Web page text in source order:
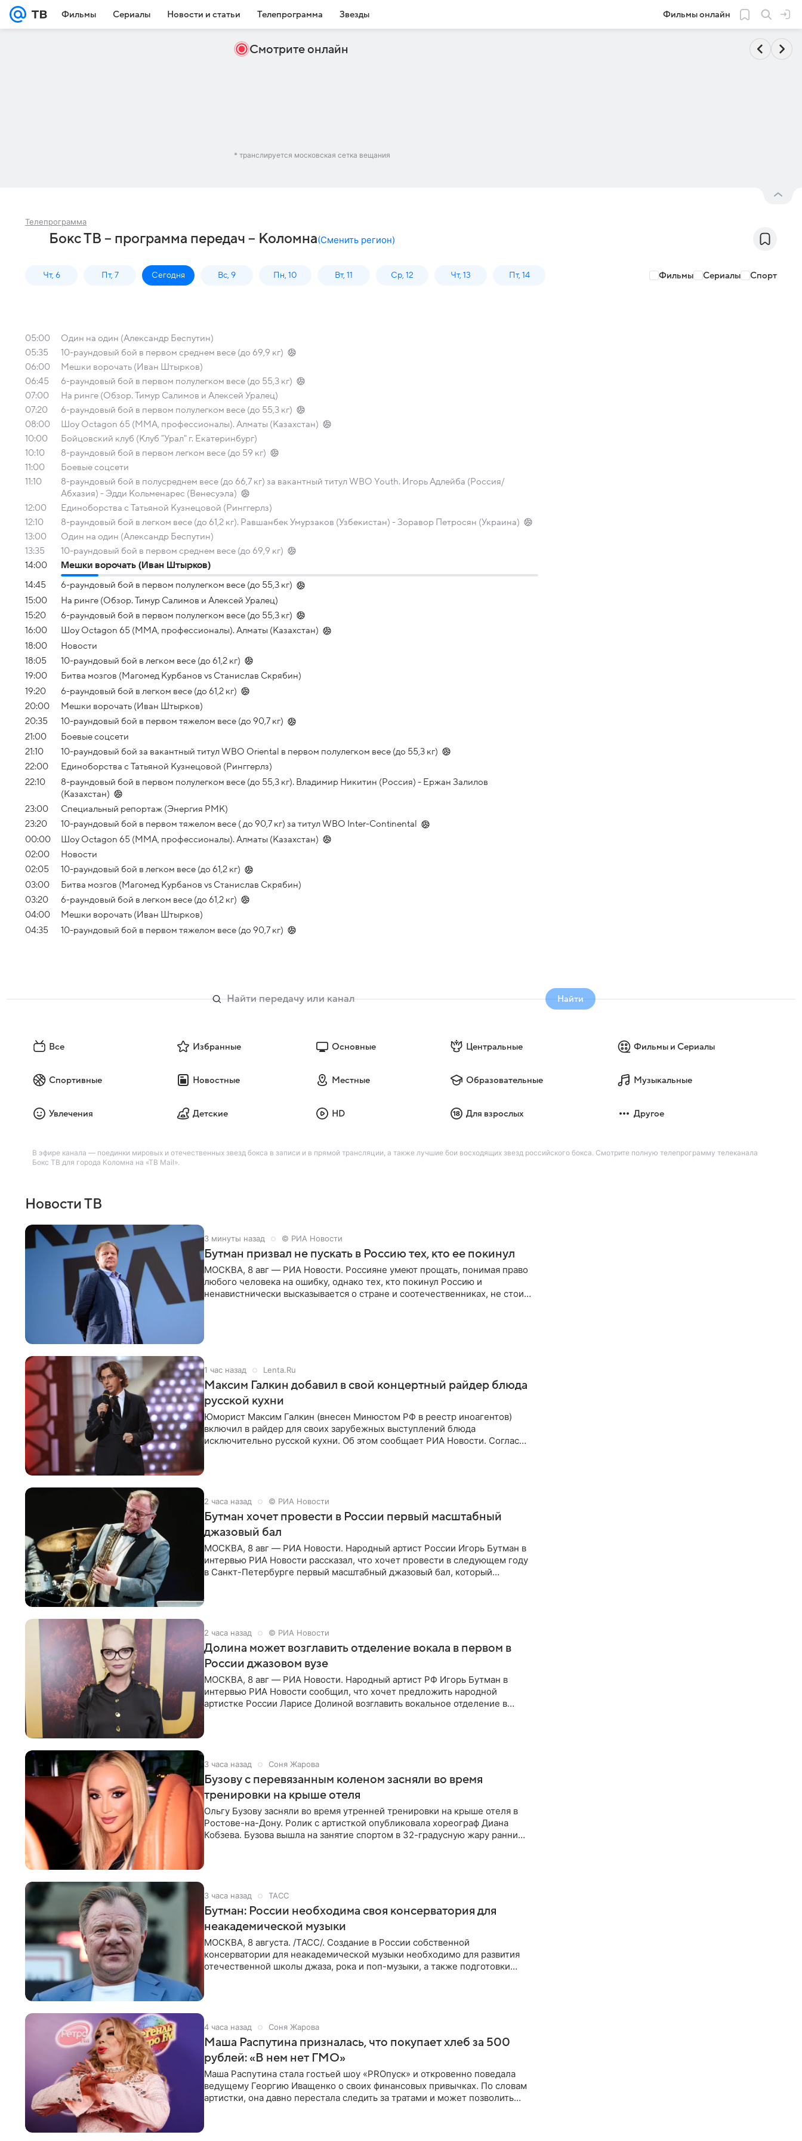
Фильмы Сериалы Новости и статьи Телепрограмма Звезды Фильмы онлайн
Смотрите онлайн
* транслируется московская сетка вещания
Телепрограмма
Бокс ТВ – программа передач – Коломна(Сменить регион)
Чт, 6 Пт, 7 Сегодня Вс, 9 Пн, 10 Вт, 11 Ср, 12 Чт, 13 Пт, 14 Фильмы Сериалы Спорт
05:00
Один на один (Александр Беспутин)
05:35
10-раундовый бой в первом среднем весе (до 69,9 кг)
06:00
Мешки ворочать (Иван Штырков)
06:45
6-раундовый бой в первом полулегком весе (до 55,3 кг)
07:00
На ринге (Обзор. Тимур Салимов и Алексей Уралец)
07:20
6-раундовый бой в первом полулегком весе (до 55,3 кг)
08:00
Шоу Octagon 65 (MMA, профессионалы). Алматы (Казахстан)
10:00
Бойцовский клуб (Клуб "Урал" г. Екатеринбург)
10:10
8-раундовый бой в первом легком весе (до 59 кг)
11:00
Боевые соцсети
11:10
8-раундовый бой в полусреднем весе (до 66,7 кг) за вакантный титул WBO Youth. Игорь Адлейба (Россия/
Абхазия) - Эдди Кольменарес (Венесуэла)
12:00
Единоборства с Татьяной Кузнецовой (Ринггерлз)
12:10
8-раундовый бой в легком весе (до 61,2 кг). Равшанбек Умурзаков (Узбекистан) - Зоравор Петросян (Украина)
13:00
Один на один (Александр Беспутин)
13:35
10-раундовый бой в первом среднем весе (до 69,9 кг)
14:00
Мешки ворочать (Иван Штырков)
14:45
6-раундовый бой в первом полулегком весе (до 55,3 кг)
15:00
На ринге (Обзор. Тимур Салимов и Алексей Уралец)
15:20
6-раундовый бой в первом полулегком весе (до 55,3 кг)
16:00
Шоу Octagon 65 (MMA, профессионалы). Алматы (Казахстан)
18:00
Новости
18:05
10-раундовый бой в легком весе (до 61,2 кг)
19:00
Битва мозгов (Магомед Курбанов vs Станислав Скрябин)
19:20
6-раундовый бой в легком весе (до 61,2 кг)
20:00
Мешки ворочать (Иван Штырков)
20:35
10-раундовый бой в первом тяжелом весе (до 90,7 кг)
21:00
Боевые соцсети
21:10
10-раундовый бой за вакантный титул WBO Oriental в первом полулегком весе (до 55,3 кг)
22:00
Единоборства с Татьяной Кузнецовой (Ринггерлз)
22:10
8-раундовый бой в первом полулегком весе (до 55,3 кг). Владимир Никитин (Россия) - Ержан Залилов
(Казахстан)
23:00
Специальный репортаж (Энергия РМК)
23:20
10-раундовый бой в первом тяжелом весе ( до 90,7 кг) за титул WBO Inter-Continental
00:00
Шоу Octagon 65 (MMA, профессионалы). Алматы (Казахстан)
02:00
Новости
02:05
10-раундовый бой в легком весе (до 61,2 кг)
03:00
Битва мозгов (Магомед Курбанов vs Станислав Скрябин)
03:20
6-раундовый бой в легком весе (до 61,2 кг)
04:00
Мешки ворочать (Иван Штырков)
04:35
10-раундовый бой в первом тяжелом весе (до 90,7 кг)
Найти
Все Избранные Основные Центральные Фильмы и Сериалы
Спортивные Новостные Местные Образовательные Музыкальные
Увлечения Детские HD Для взрослых Другое
В эфире канала — поединки мировых и отечественных звезд бокса в записи и в прямой трансляции, а также лучшие бои восходящих звезд российского бокса. Смотрите полную телепрограмму телеканала
Бокс ТВ для города Коломна на «ТВ Mail».
Новости ТВ
3 минуты назад © РИА Новости
Бутман призвал не пускать в Россию тех, кто ее покинул
МОСКВА, 8 авг — РИА Новости. Россияне умеют прощать, понимая право
любого человека на ошибку, однако тех, кто покинул Россию и
ненавистнически высказывается о стране и соотечественниках, не стоит
1 час назад Lenta.Ru
Максим Галкин добавил в свой концертный райдер блюда
русской кухни
Юморист Максим Галкин (внесен Минюстом РФ в реестр иноагентов)
включил в райдер для своих зарубежных выступлений блюда
исключительно русской кухни. Об этом сообщает РИА Новости. Согласно
2 часа назад © РИА Новости
Бутман хочет провести в России первый масштабный
джазовый бал
МОСКВА, 8 авг — РИА Новости. Народный артист России Игорь Бутман в
интервью РИА Новости рассказал, что хочет провести в следующем году
в Санкт-Петербурге первый масштабный джазовый бал, который
2 часа назад © РИА Новости
Долина может возглавить отделение вокала в первом в
России джазовом вузе
МОСКВА, 8 авг — РИА Новости. Народный артист РФ Игорь Бутман в
интервью РИА Новости сообщил, что хочет предложить народной
артистке России Ларисе Долиной возглавить вокальное отделение в
3 часа назад Соня Жарова
Бузову с перевязанным коленом засняли во время
тренировки на крыше отеля
Ольгу Бузову засняли во время утренней тренировки на крыше отеля в
Ростове-на-Дону. Ролик с артисткой опубликовала хореограф Диана
Кобзева. Бузова вышла на занятие спортом в 32-градусную жару ранним
3 часа назад ТАСС
Бутман: России необходима своя консерватория для
неакадемической музыки
МОСКВА, 8 августа. /ТАСС/. Создание в России собственной
консерватории для неакадемической музыки необходимо для развития
отечественной школы джаза, рока и поп-музыки, а также подготовки
4 часа назад Соня Жарова
Маша Распутина призналась, что покупает хлеб за 500
рублей: «В нем нет ГМО»
Маша Распутина стала гостьей шоу «PROпуск» и откровенно поведала
ведущему Георгию Иващенко о своих финансовых привычках. По словам
артистки, она давно перестала следить за тратами и может позволить